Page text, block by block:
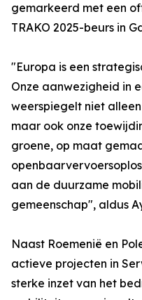
gemarkeerd met een
TRAKO 2025-beurs in
"Europa is een
Onze aanwezigheid in
weerspiegelt niet
maar ook onze
groene, op maat
aan de duurzame
gemeenschap", aldus
Naast Roemenië en
actieve projecten in
sterke inzet van het